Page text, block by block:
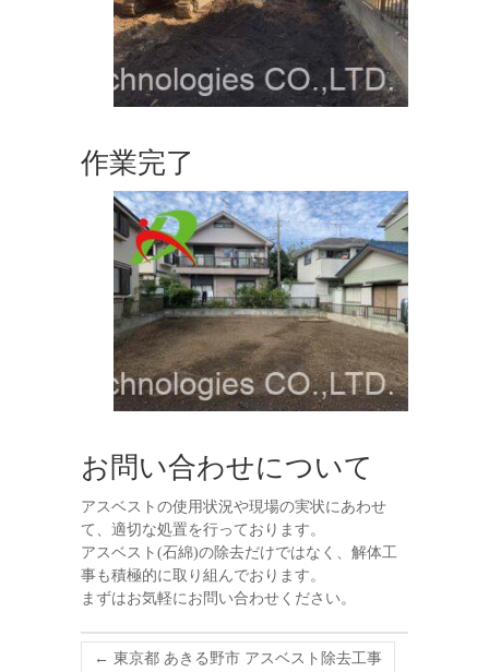
作業完了
お問い合わせについて
アスベストの使用状況や現場の実状にあわせ
て、適切な処置を行っております。
アスベスト(石綿)の除去だけではなく、解体工
事も積極的に取り組んでおります。
まずはお気軽にお問い合わせください。
← 東京都 あきる野市 アスベスト除去工事